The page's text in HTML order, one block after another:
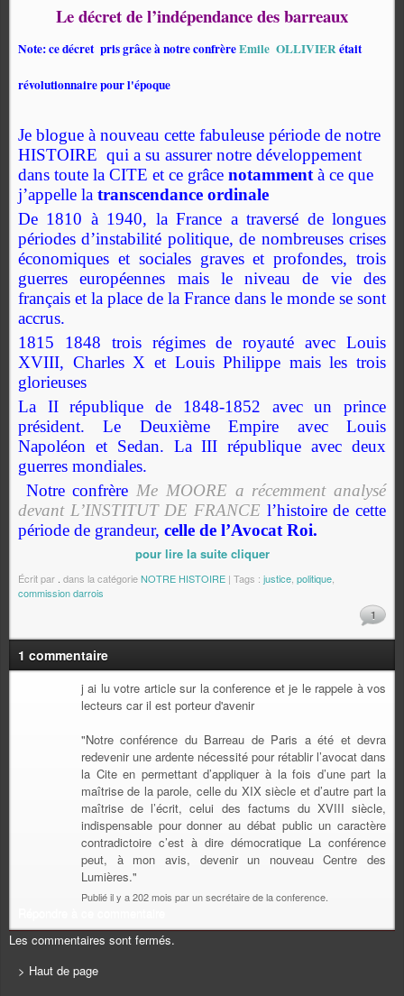
Le décret de l’indépendance des barreaux
Note: ce décret pris grâce à notre confrèreEmile OLLIVIERétait
révolutionnaire pour l'époque
Je blogue à nouveau cette fabuleuse période de notre
HISTOIRE qui a su assurer notre développement
dans toute la CITE et ce grâce notamment à ce que
j’appelle la transcendance ordinale
De 1810 à 1940, la France a traversé de longues
périodes d’instabilité politique, de nombreuses crises
économiques et sociales graves et profondes, trois
guerres européennes mais le niveau de vie des
français et la place de la France dans le monde se sont
accrus.
1815 1848 trois régimes de royauté avec Louis
XVIII, Charles X et Louis Philippe mais les trois
glorieuses
La II république de 1848-1852 avec un prince
président. Le Deuxième Empire avec Louis
Napoléon et Sedan. La III république avec deux
guerres mondiales.
Notre confrère Me MOORE a récemment analysé
devant L’INSTITUT DE FRANCE l’histoire de cette
période de grandeur, celle de l’Avocat Roi.
pour lire la suite cliquer
Écrit par dans la catégorieNOTRE HISTOIRE | Tags : justice politique
commission darrois
1
1 commentaire
j ai lu votre article sur la conference et je le rappele à vos
lecteurs car il est porteur d'avenir
"Notre conférence du Barreau de Paris a été et devra
redevenir une ardente nécessité pour rétablir l’avocat dans
la Cite en permettant d’appliquer à la fois d’une part la
maîtrise de la parole, celle du XIX siècle et d’autre part la
maîtrise de l’écrit, celui des factums du XVIII siècle,
indispensable pour donner au débat public un caractère
contradictoire c’est à dire démocratique La conférence
peut, à mon avis, devenir un nouveau Centre des
Lumières."
Publié il y a 202 mois par un secrétaire de la conference.
Les commentaires sont fermés.
> Haut de page